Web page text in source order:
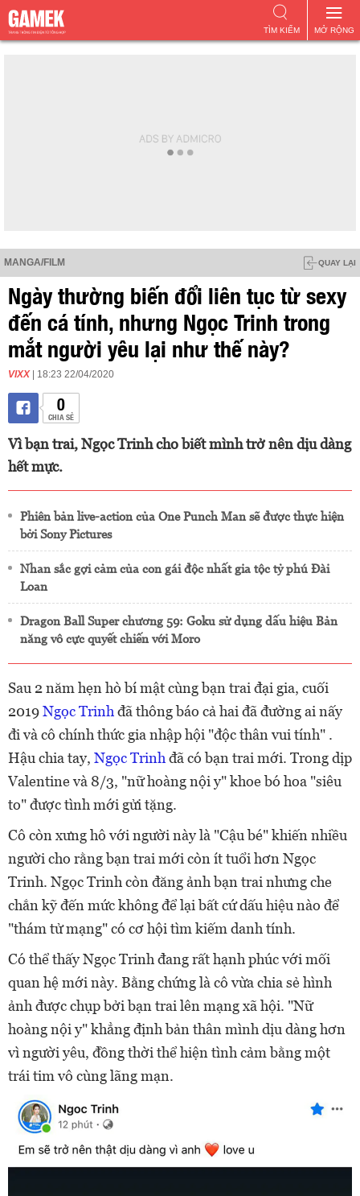
MỞ RỘNG
TÌM KIẾM
MANGA/FILM QUAY LẠI
Ngày thường biến đổi liên tục từ sexy
đến cá tính, nhưng Ngọc Trinh trong
mắt người yêu lại như thế này?
VIXX | 18:23 22/04/2020
0
CHIA SẺ
Vì bạn trai, Ngọc Trinh cho biết mình trở nên dịu dàng
hết mực.
Phiên bản live-action của One Punch Man sẽ được thực hiện
bởi Sony Pictures
Nhan sắc gợi cảm của con gái độc nhất gia tộc tỷ phú Đài
Loan
Dragon Ball Super chương 59: Goku sử dụng dấu hiệu Bản
năng vô cực quyết chiến với Moro
Sau 2 năm hẹn hò bí mật cùng bạn trai đại gia, cuối
2019Ngọc Trinhđã thông báo cả hai đã đường ai nấy
đi và cô chính thức gia nhập hội "độc thân vui tính" .
Hậu chia tay, Ngọc Trinhđã có bạn trai mới. Trong dịp
Valentine và 8/3, "nữ hoàng nội y" khoebó hoa "siêu
to" được tình mới gửi tặng.
Cô còn xưng hô với người này là "Cậu bé" khiến nhiều
người cho rằng bạn trai mới còn ít tuổi hơn Ngọc
Trinh. Ngọc Trinh còn đăng ảnh bạn trai nhưng che
chắn kỹ đến mức không để lại bất cứ dấu hiệu nào để
"thám tử mạng" có cơ hội tìm kiếm danh tính.
Có thể thấy Ngọc Trinh đang rất hạnh phúc với mối
quan hệ mới này. Bằng chứng là cô vừa chia sẻ hình
ảnh được chụp bởi bạn trai lên mạng xã hội. "Nữ
hoàng nội y" khẳng định bản thân mình dịu dàng hơn
vì người yêu, đồng thời thể hiện tình cảm bằng một
trái tim vô cùng lãng mạn.